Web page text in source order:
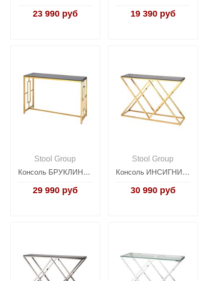
23 990 руб 19 390 руб
Stool Group
Консоль БРУКЛИН 120*40 золото стекло smoke
29 990 руб
Stool Group
Консоль ИНСИГНИЯ 115*30 золото стекло smoke
30 990 руб